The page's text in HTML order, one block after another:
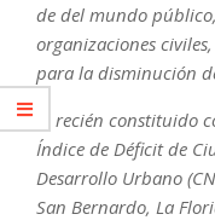
de del mundo
organizaciones
para la disminución
El recién constituido
Índice de Déficit de
Desarrollo Urbano
San Bernardo, La